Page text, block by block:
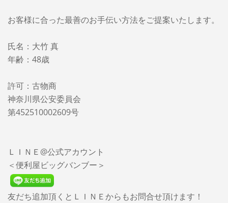
お客様に合った最善のお手伝い方法をご提案いたします。
氏名：大竹 真
年齢：48歳
許可：古物商
神奈川県公安委員会
第452510002609号
ＬＩＮＥ@公式アカウント
＜便利屋ビッグバンブー＞
友だち追加頂くとＬＩＮＥからもお問合せ頂けます！